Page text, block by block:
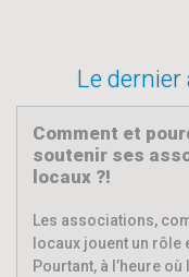
Le
Comment et
soutenir ses
locaux ?!
Les associations,
locaux jouent un rôle
Pourtant, à l’heure